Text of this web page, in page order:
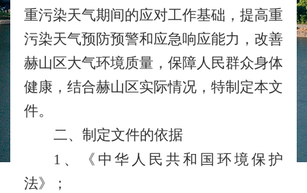
重污染天气期间的应对工作基础，提高重
污染天气预防预警和应急响应能力，改善
赫山区大气环境质量，保障人民群众身体
健康，结合赫山区实际情况，特制定本文
件。
二、制定文件的依据
1、《中华人民共和国环境保护
法》
；